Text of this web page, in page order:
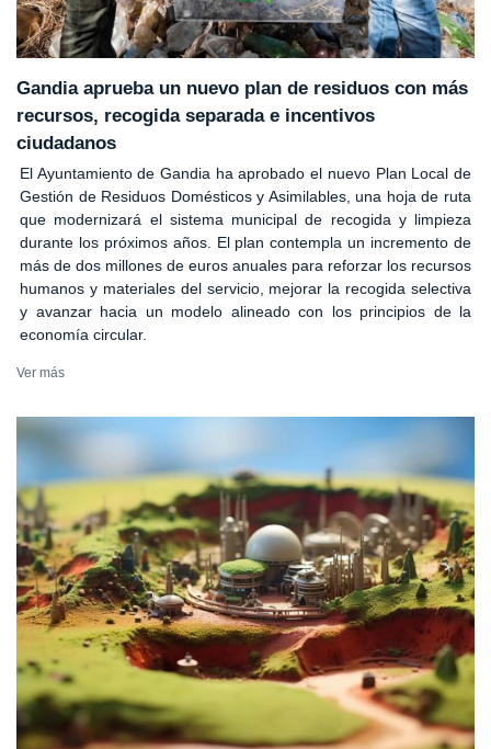
Gandia aprueba un nuevo plan de residuos con más
recursos, recogida separada e incentivos
ciudadanos
El Ayuntamiento de Gandia ha aprobado el nuevo Plan Local de
Gestión de Residuos Domésticos y Asimilables, una hoja de ruta
que modernizará el sistema municipal de recogida y limpieza
durante los próximos años. El plan contempla un incremento de
más de dos millones de euros anuales para reforzar los recursos
humanos y materiales del servicio, mejorar la recogida selectiva
y avanzar hacia un modelo alineado con los principios de la
economía circular.
Ver más